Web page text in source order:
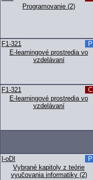
Programovanie (2)
E-learningové prostredia vo
vzdelávaní
F1-321
P
E-learningové prostredia vo
vzdelávaní
F1-321
C
Vybrané kapitoly z teórie
vyučovania informatiky (2)
I-oDI P